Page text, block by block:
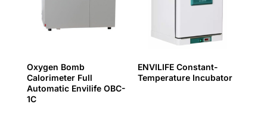
Oxygen Bomb
Calorimeter Full
Automatic Envilife OBC-
1C
ENVILIFE Constant-
Temperature Incubator